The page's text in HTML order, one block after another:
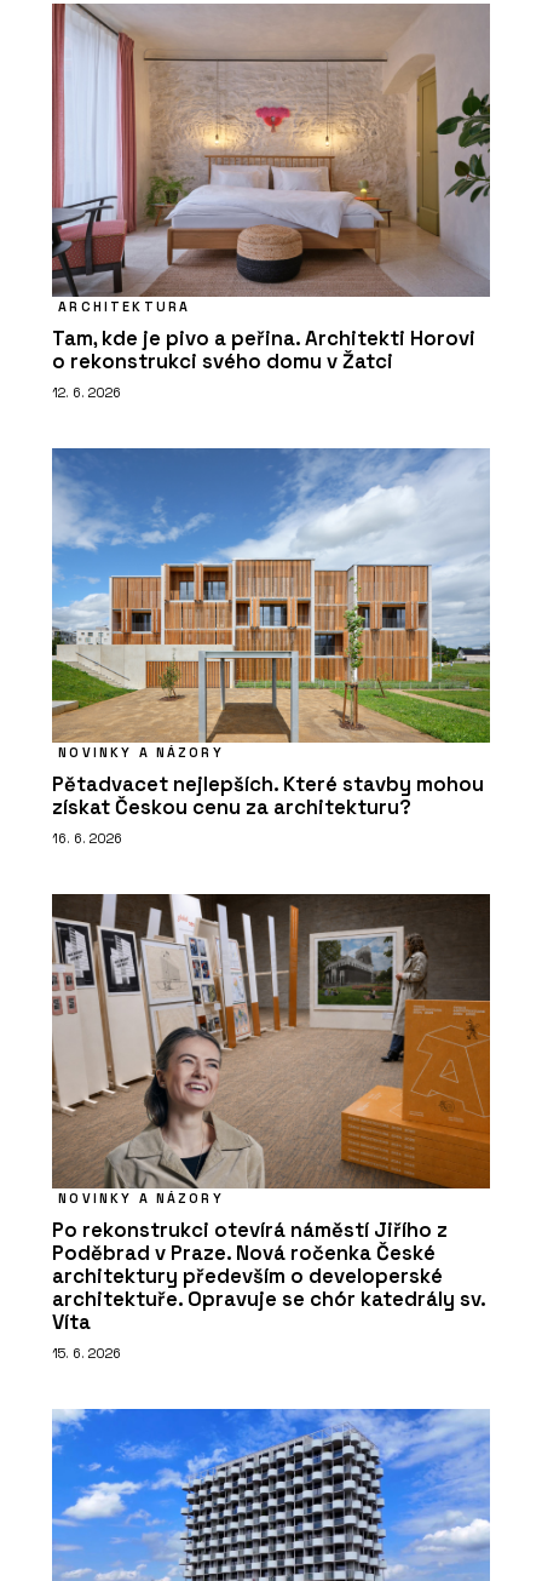
ARCHITEKTURA
Tam, kde je pivo a peřina. Architekti Horovi
o rekonstrukci svého domu v Žatci
12. 6. 2026
NOVINKY A NÁZORY
Pětadvacet nejlepších. Které stavby mohou
získat Českou cenu za architekturu?
16. 6. 2026
NOVINKY A NÁZORY
Po rekonstrukci otevírá náměstí Jiřího z
Poděbrad v Praze. Nová ročenka České
architektury především o developerské
architektuře. Opravuje se chór katedrály sv.
Víta
15. 6. 2026